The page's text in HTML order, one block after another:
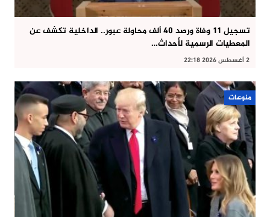
تسجيل 11 وفاة ورصد 40 ألف محاولة عبور.. الداخلية تكشف عن
المعطيات الرسمية لأحداث…
2 أغسطس 2026 22:18
منوعات